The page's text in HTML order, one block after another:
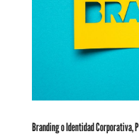
Branding o Identidad Corporativa,